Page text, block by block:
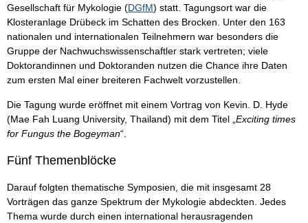
Gesellschaft für Mykologie (DGfM) statt. Tagungsort war die
Klosteranlage Drübeck im Schatten des Brocken. Unter den 163
nationalen und internationalen Teilnehmern war besonders die
Gruppe der Nachwuchswissenschaftler stark vertreten; viele
Doktorandinnen und Doktoranden nutzen die Chance ihre Daten
zum ersten Mal einer breiteren Fachwelt vorzustellen.
Die Tagung wurde eröffnet mit einem Vortrag von Kevin. D. Hyde
(Mae Fah Luang University, Thailand) mit dem Titel „Exciting times
for Fungus the Bogeyman“.
Fünf Themenblöcke
Darauf folgten thematische Symposien, die mit insgesamt 28
Vorträgen das ganze Spektrum der Mykologie abdeckten. Jedes
Thema wurde durch einen international herausragenden